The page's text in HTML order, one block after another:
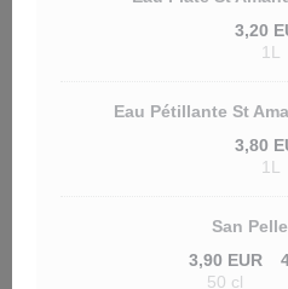
3,20
1L
Eau Pétillante St
3,80
1L
San
3,90 EUR
50 cl